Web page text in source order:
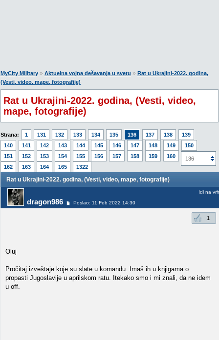
MyCity Military » Aktuelna vojna dešavanja u svetu » Rat u Ukrajini-2022. godina,
(Vesti, video, mape, fotografije)
Rat u Ukrajini-2022. godina, (Vesti, video,
mape, fotografije)
Strana: 1 131 132 133 134 135 136 137 138
139
140
141 142 143 144 145 146 147 148 149
150
151
152 153 154 155 156 157 158 159 160
161
162
163 164 165 1322
136
Rat u Ukrajini-2022. godina, (Vesti, video, mape, fotografije)
dragon986 Poslao: 11 Feb 2022 14:30
Idi na vrh
1
Oluj
Pročitaj izveštaje koje su slate u komandu. Imaš ih u knjigama o
propasti Jugoslavije u aprilskom ratu. Itekako smo i mi znali, da ne idem
u off.